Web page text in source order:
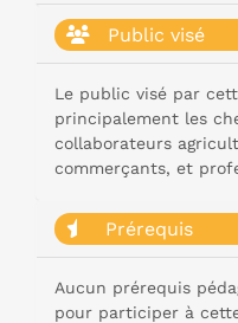
Public visé
Le public visé par
principalement les
collaborateurs
commerçants, et
Prérequis
Aucun prérequis
pour participer à